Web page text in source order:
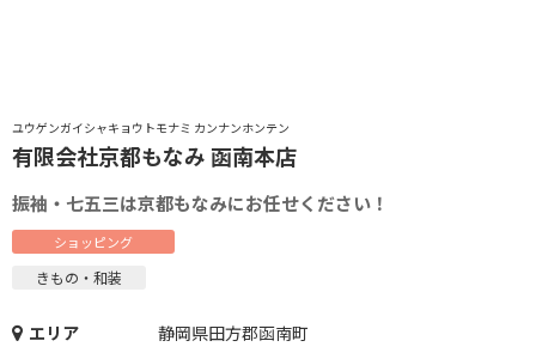
ユウゲンガイシャキョウトモナミ カンナンホンテン
有限会社京都もなみ 函南本店
振袖・七五三は京都もなみにお任せください！
ショッピング
きもの・和装
エリア
静岡県田方郡函南町